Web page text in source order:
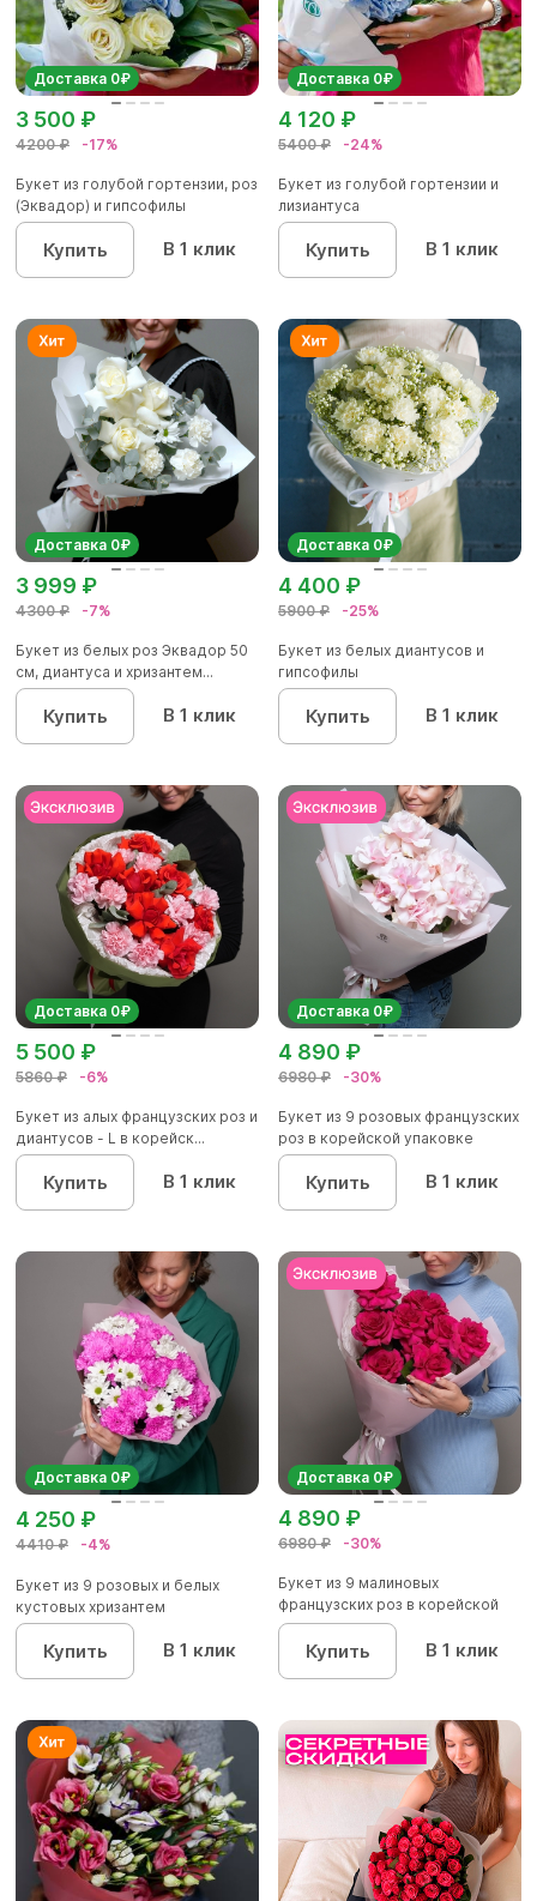
Доставка 0₽
4200 ₽ -17%
3 500 ₽
Букет из голубой гортензии, роз
(Эквадор) и гипсофилы
Купить В 1 клик
Доставка 0₽
5400 ₽ -24%
4 120 ₽
Букет из голубой гортензии и
лизиантуса
Купить В 1 клик
Доставка 0₽
4300 ₽ -7%
3 999 ₽
Букет из белых роз Эквадор 50
см, диантуса и хризантем...
Купить В 1 клик
Доставка 0₽
5900 ₽ -25%
4 400 ₽
Букет из белых диантусов и
гипсофилы
Купить В 1 клик
Доставка 0₽
5860 ₽ -6%
5 500 ₽
Букет из алых французских роз и
диантусов - L в корейск...
Купить В 1 клик
Доставка 0₽
6980 ₽ -30%
4 890 ₽
Букет из 9 розовых французских
роз в корейской упаковке
Купить В 1 клик
Доставка 0₽
4410 ₽ -4%
4 250 ₽
Букет из 9 розовых и белых
кустовых хризантем
Купить В 1 клик
Доставка 0₽
6980 ₽ -30%
4 890 ₽
Букет из 9 малиновых
французских роз в корейской
упаков...
Купить В 1 клик